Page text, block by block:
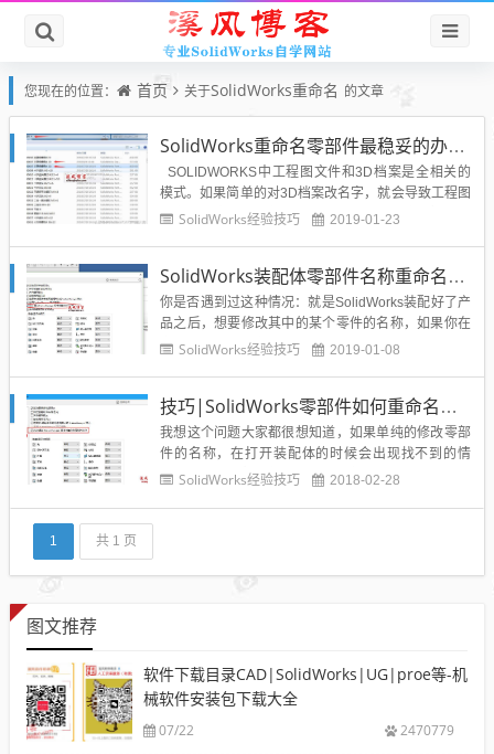
您现在的位置： 首页 关于SolidWorks重命名 的文章
SolidWorks重命名零部件最稳妥的办法-无需借助插件
SOLIDWORKS中工程图文件和3D档案是全相关的
模式。如果简单的对3D档案改名字，就会导致工程图
的参考丢失。对于新手，还是按最稳妥的方式操作比
零件所在的目录：这里以文件 2000007 注塑铜...
SolidWorks经验技巧 2019-01-23
SolidWorks装配体零部件名称重命名的方法--超简单！
你是否遇到过这种情况：就是SolidWorks装配好了产
品之后，想要修改其中的某个零件的名称，如果你在
文件夹里面修改名称，那么你在打开SolidWorks的时
追踪。所以今天给大家分享的是一...
SolidWorks经验技巧 2019-01-08
技巧|SolidWorks零部件如何重命名？零件如何在装配体中重命名？
我想这个问题大家都很想知道，如果单纯的修改零部
件的名称，在打开装配体的时候会出现找不到的情
况，但是又不想重新装配，那么怎么才能解决零件在
SolidWorks经验技巧 2018-02-28
1 共 1 页
图文推荐
软件下载目录CAD|SolidWorks|UG|proe等-机
械软件安装包下载大全
07/22 2470779